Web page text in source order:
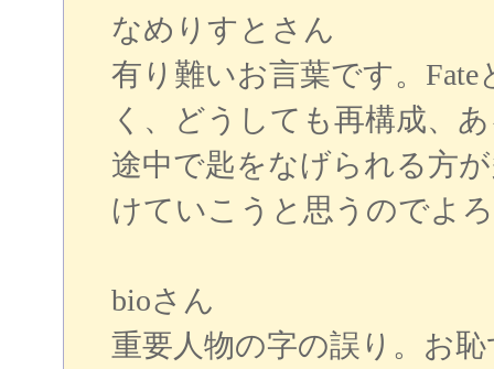
なめりすとさん
有り難いお言葉です。
く、どうしても再構成、
途中で匙をなげられる方
けていこうと思うのでよ
bioさん
重要人物の字の誤り。お